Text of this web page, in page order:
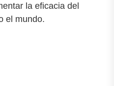
la eficacia del
el mundo.